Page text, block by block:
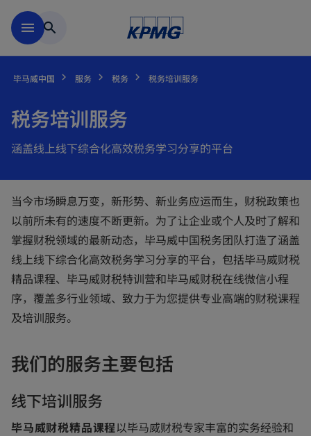
menu search
毕马威中国 服务 税务 税务培训服务
税务培训服务
涵盖线上线下综合化高效税务学习分享的平台
当今市场瞬息万变，新形势、新业务应运而生，财税政策也
以前所未有的速度不断更新。为了让企业或个人及时了解和
掌握财税领域的最新动态，毕马威中国税务团队打造了涵盖
线上线下综合化高效税务学习分享的平台，包括毕马威财税
精品课程、毕马威财税特训营和毕马威财税在线微信小程
序，覆盖多行业领域、致力于为您提供专业高端的财税课程
及培训服务。
我们的服务主要包括
线下培训服务
毕马威财税精品课程以毕马威财税专家丰富的实务经验和